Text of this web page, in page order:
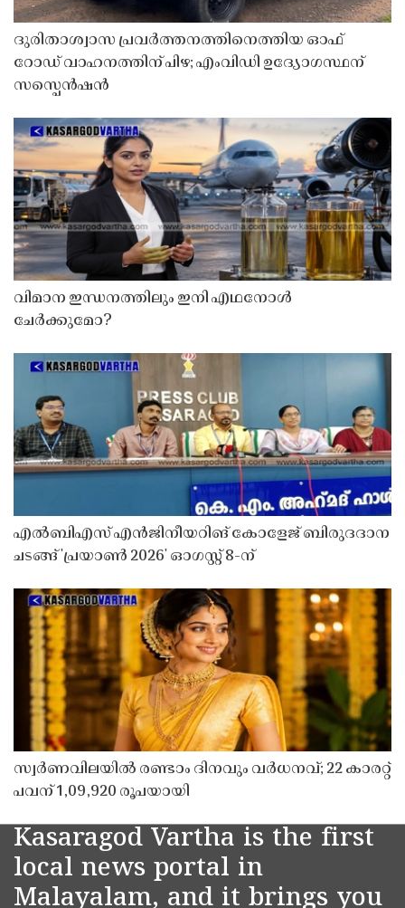
ദുരിതാശ്വാസ പ്രവർത്തനത്തിനെത്തിയ ഓഫ്
റോഡ് വാഹനത്തിന് പിഴ; എംവിഡി ഉദ്യോഗസ്ഥന്
സസ്പെൻഷൻ
വിമാന ഇന്ധനത്തിലും ഇനി എഥനോൾ
ചേർക്കുമോ?
എൽബിഎസ് എൻജിനീയറിങ് കോളേജ് ബിരുദദാന
ചടങ്ങ് 'പ്രയാൺ 2026' ഓഗസ്റ്റ് 8-ന്
സ്വർണവിലയിൽ രണ്ടാം ദിനവും വർധനവ്; 22 കാരറ്റ്
പവന് 1,09,920 രൂപയായി
Kasaragod Vartha is the first
local news portal in
Malayalam, and it brings you